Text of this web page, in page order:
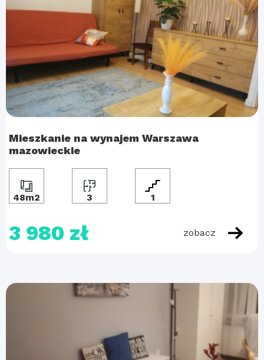
Mieszkanie na wynajem Warszawa
mazowieckie
48m2 3 1
3 980 zł zobacz